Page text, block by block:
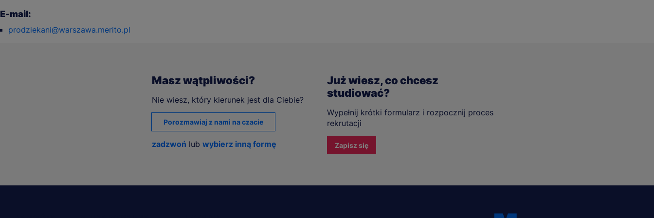
E-mail:
prodziekani@warszawa.merito.pl
Masz wątpliwości?
Nie wiesz, który kierunek jest dla Ciebie?
Porozmawiaj z nami na czacie
zadzwoń lub wybierz inną formę
Już wiesz, co chcesz
studiować?
Wypełnij krótki formularz i rozpocznij proces
rekrutacji
Zapisz się